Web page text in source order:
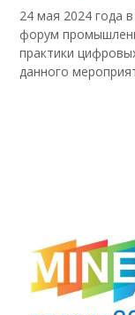
24 мая 2024 года
форум
практики
данного